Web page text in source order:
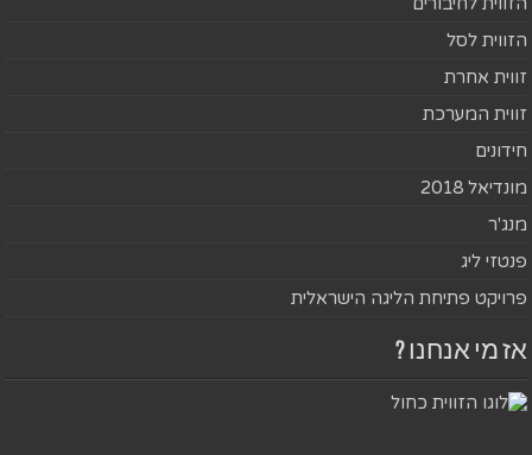
הזווית לסל
זווית אחרת
זווית המערכת
חידונים
מונדיאל 2018
מנג'ר
פנטזי ליג
פרויקט פתיחת הליגה הישראלית
אז מי אנחנו ?